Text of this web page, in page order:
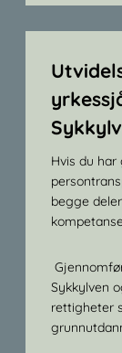
Hvis du
begge
Sykkylven
rettigheter